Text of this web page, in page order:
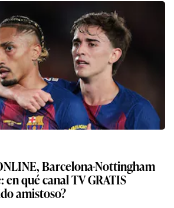
Barcelona-Nottingham
en qué canal TV GRATIS
amistoso?